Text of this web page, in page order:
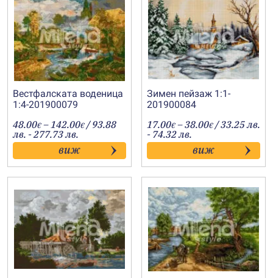
Вестфалската воденица
1:4-201900079
48.00€ –142.00€Price
range:
48.00€
through
142.00€
/ 93.88
лв. - 277.73 лв.
виж
Зимен пейзаж 1:1-
201900084
17.00€ –38.00€Price
range:
17.00€
through
38.00€
/ 33.25 лв.
- 74.32 лв.
виж